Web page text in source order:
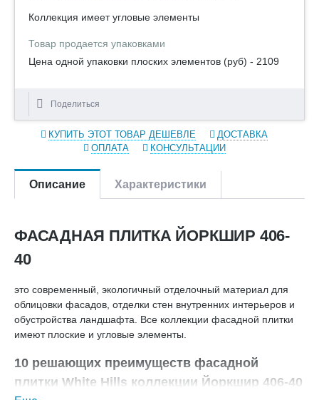
Коллекция имеет угловые элементы
Товар продается упаковками
Цена одной упаковки плоских элементов (руб) - 2109
Поделиться
КУПИТЬ ЭТОТ ТОВАР ДЕШЕВЛЕ
ДОСТАВКА
ОПЛАТА
КОНСУЛЬТАЦИИ
Описание Характеристики
ФАСАДНАЯ ПЛИТКА ЙОРКШИР 406-
40
это современный, экологичный отделочный материал для
облицовки фасадов, отделки стен внутренних интерьеров и
обустройства ландшафта. Все коллекции фасадной плитки
имеют плоские и угловые элементы.
10 решающих преимуществ фасадной
плитки White Hills коллекции Йоркшир 406-40